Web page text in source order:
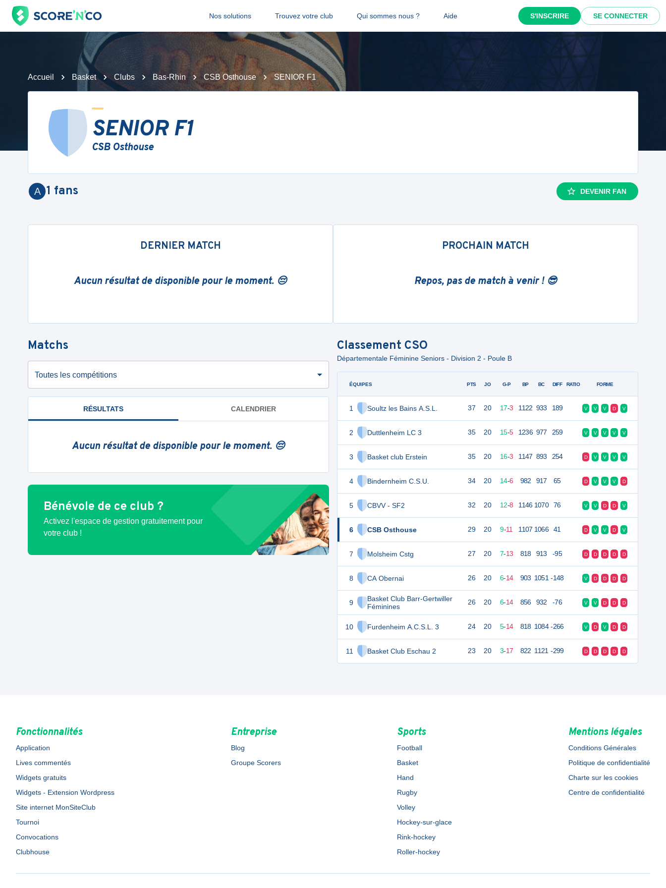
Nos solutions Trouvez votre club Qui sommes nous ? Aide S'INSCRIRE SE CONNECTER
Accueil Basket Clubs Bas-Rhin CSB Osthouse SENIOR F1
SENIOR F1
CSB Osthouse
A 1 fans DEVENIR FAN
DERNIER MATCH
Aucun résultat de disponible pour le moment. 😔
PROCHAIN MATCH
Repos, pas de match à venir ! 😎
Matchs
Toutes les compétitions
RÉSULTATS CALENDRIER
Aucun résultat de disponible pour le moment. 😔
Bénévole de ce club ?
Activez l'espace de gestion gratuitement pour
votre club !
Classement CSO
Départementale Féminine Seniors - Division 2 - Poule B
ÉQUIPES
1 Soultz les Bains A.S.L.
2 Duttlenheim LC 3
3 Basket club Erstein
4 Bindernheim C.S.U.
5 CBVV - SF2
6 CSB Osthouse
7 Molsheim Cstg
8 CA Obernai
9
Basket Club Barr-Gertwiller
Féminines
10 Furdenheim A.C.S.L. 3
11 Basket Club Eschau 2
PTS JO G-P BP BC DIFF RATIO FORME
37 20 17-3 1122 933 189 V V V D V
35 20 15-5 1236 977 259 V V V V V
35 20 16-3 1147 893 254 D V V V V
34 20 14-6 982 917 65 D V V V D
32 20 12-8 1146 1070 76 V V D D V
29 20 9-11 1107 1066 41 D V V D V
27 20 7-13 818 913 -95 D D D D D
26 20 6-14 903 1051 -148 V D D D D
26 20 6-14 856 932 -76 V V D D D
24 20 5-14 818 1084 -266 V D V D D
23 20 3-17 822 1121 -299 D D D D D
Fonctionnalités
Application
Lives commentés
Widgets gratuits
Widgets - Extension Wordpress
Site internet MonSiteClub
Tournoi
Convocations
Clubhouse
Entreprise
Blog
Groupe Scorers
Sports
Football
Basket
Hand
Rugby
Volley
Hockey-sur-glace
Rink-hockey
Roller-hockey
Mentions légales
Conditions Générales
Politique de confidentialité
Charte sur les cookies
Centre de confidentialité